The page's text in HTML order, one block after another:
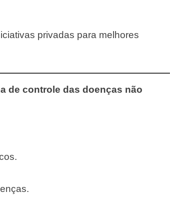
privadas para melhores
de controle das doenças não